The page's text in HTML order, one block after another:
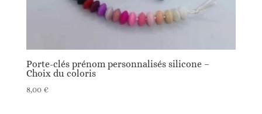
Porte-clés prénom personnalisés silicone –
Choix du coloris
8,00 €